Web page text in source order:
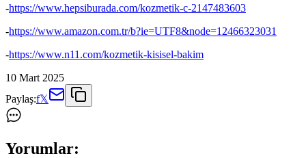
-https://www.hepsiburada.com/kozmetik-c-2147483603
-https://www.amazon.com.tr/b?ie=UTF8&node=12466323031
-https://www.n11.com/kozmetik-kisisel-bakim
10 Mart 2025
Paylaş:f𝕏
Yorumlar: